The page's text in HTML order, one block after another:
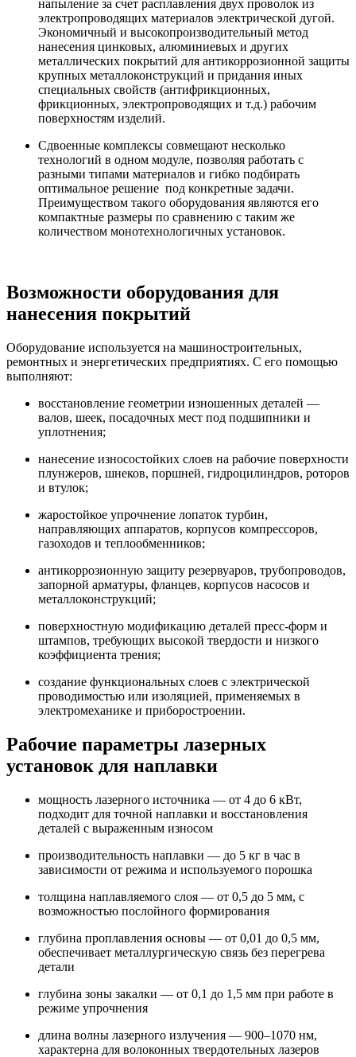
напыление за счет расплавления двух проволок из
электропроводящих материалов электрической дугой.
Экономичный и высокопроизводительный метод
нанесения цинковых, алюминиевых и других
металлических покрытий для антикоррозионной защиты
крупных металлоконструкций и придания иных
специальных свойств (антифрикционных,
фрикционных, электропроводящих и т.д.) рабочим
поверхностям изделий.
Сдвоенные комплексы совмещают несколько
технологий в одном модуле, позволяя работать с
разными типами материалов и гибко подбирать
оптимальное решение под конкретные задачи.
Преимуществом такого оборудования являются его
компактные размеры по сравнению с таким же
количеством монотехнологичных установок.
Возможности оборудования для
нанесения покрытий
Оборудование используется на машиностроительных,
ремонтных и энергетических предприятиях. С его помощью
выполняют:
восстановление геометрии изношенных деталей —
валов, шеек, посадочных мест под подшипники и
уплотнения;
нанесение износостойких слоев на рабочие поверхности
плунжеров, шнеков, поршней, гидроцилиндров, роторов
и втулок;
жаростойкое упрочнение лопаток турбин,
направляющих аппаратов, корпусов компрессоров,
газоходов и теплообменников;
антикоррозионную защиту резервуаров, трубопроводов,
запорной арматуры, фланцев, корпусов насосов и
металлоконструкций;
поверхностную модификацию деталей пресс-форм и
штампов, требующих высокой твердости и низкого
коэффициента трения;
создание функциональных слоев с электрической
проводимостью или изоляцией, применяемых в
электромеханике и приборостроении.
Рабочие параметры лазерных
установок для наплавки
мощность лазерного источника — от 4 до 6 кВт,
подходит для точной наплавки и восстановления
деталей с выраженным износом
производительность наплавки — до 5 кг в час в
зависимости от режима и используемого порошка
толщина наплавляемого слоя — от 0,5 до 5 мм, с
возможностью послойного формирования
глубина проплавления основы — от 0,01 до 0,5 мм,
обеспечивает металлургическую связь без перегрева
детали
глубина зоны закалки — от 0,1 до 1,5 мм при работе в
режиме упрочнения
длина волны лазерного излучения — 900–1070 нм,
характерна для волоконных твердотельных лазеров